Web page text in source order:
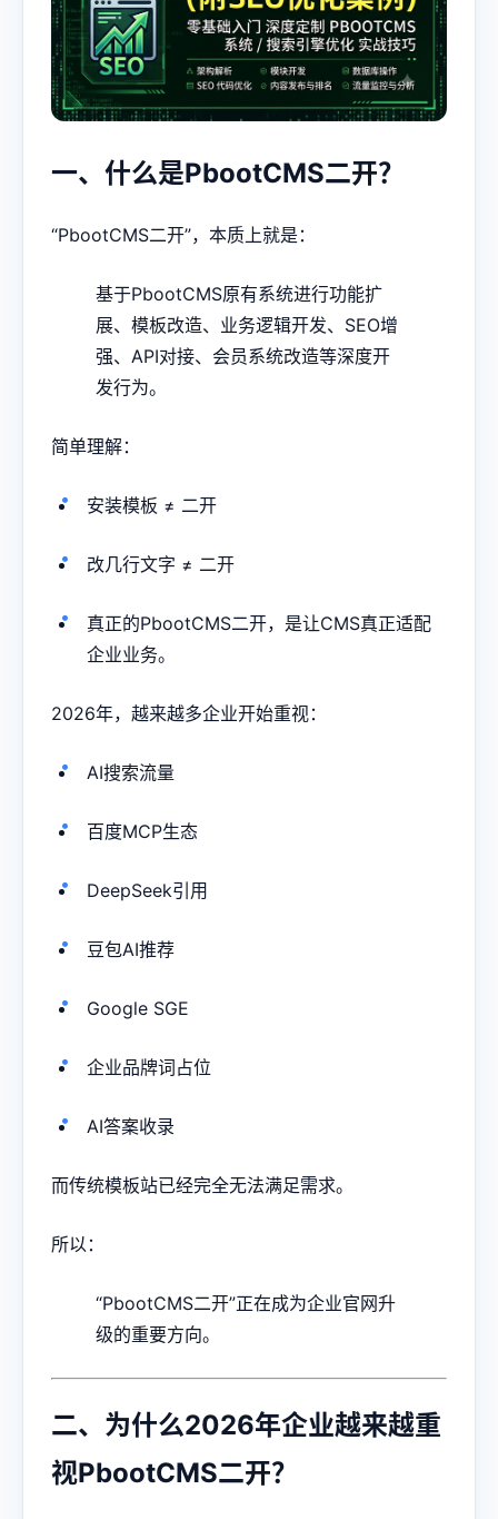
一、什么是PbootCMS二开？
“PbootCMS二开”，本质上就是：
基于PbootCMS原有系统进行功能扩
展、模板改造、业务逻辑开发、SEO增
强、API对接、会员系统改造等深度开
发行为。
简单理解：
安装模板 ≠ 二开
改几行文字 ≠ 二开
真正的PbootCMS二开，是让CMS真正适配
企业业务。
2026年，越来越多企业开始重视：
AI搜索流量
百度MCP生态
DeepSeek引用
豆包AI推荐
Google SGE
企业品牌词占位
AI答案收录
而传统模板站已经完全无法满足需求。
所以：
“PbootCMS二开”正在成为企业官网升
级的重要方向。
二、为什么2026年企业越来越重
视PbootCMS二开？